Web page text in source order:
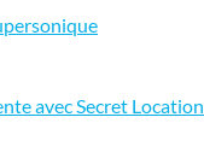
avec Secret Location